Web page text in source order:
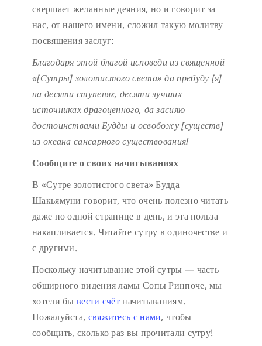
свершает желанные деяния, но и говорит за
нас, от нашего имени, сложил такую молитву
посвящения заслуг:
Благодаря этой благой исповедииз священной
«[Сутры] золотистого света» да пребуду [я]
на десяти ступенях, десяти лучших
источниках драгоценного, да засияю
достоинствами Будды и освобожу [существ]
из океана сансарного существования!
Сообщите о своих начитываниях
В «Сутре золотистого света» Будда
Шакьямуни говорит, что очень полезно читать
даже по одной странице в день, и эта польза
накапливается. Читайте сутру в одиночестве и
с другими.
Поскольку начитывание этой сутры — часть
обширного видения ламы Сопы Ринпоче, мы
хотели бы вести счётначитываниям.
Пожалуйста, свяжитесь с нами, чтобы
сообщить, сколько раз вы прочитали сутру!